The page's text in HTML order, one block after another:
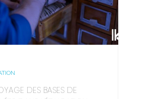
DES BASES DE